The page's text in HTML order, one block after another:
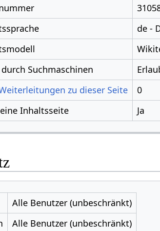
de -
Suchmaschinen
zu dieser Seite
0
Inhaltsseite
Ja
Alle Benutzer (unbeschränkt)
Alle Benutzer (unbeschränkt)